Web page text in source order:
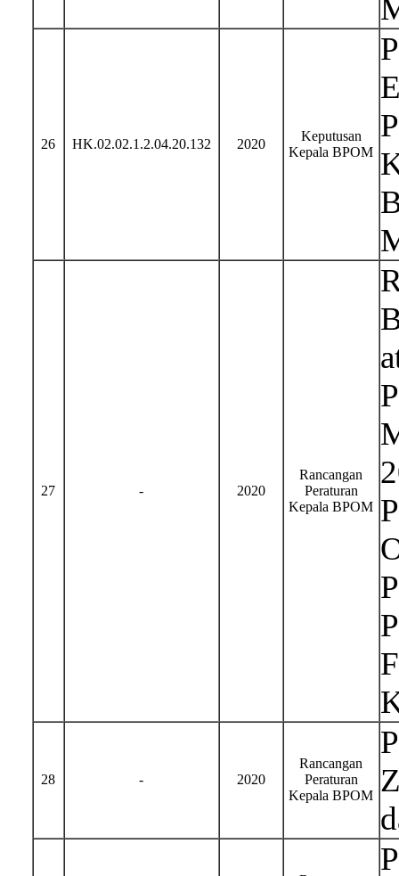
26 HK.02.02.1.2.04.20.132 2020
Keputusan
Kepala BPOM
27 - 2020
Rancangan
Peraturan
Kepala BPOM
28 - 2020
Rancangan
Peraturan
Kepala BPOM